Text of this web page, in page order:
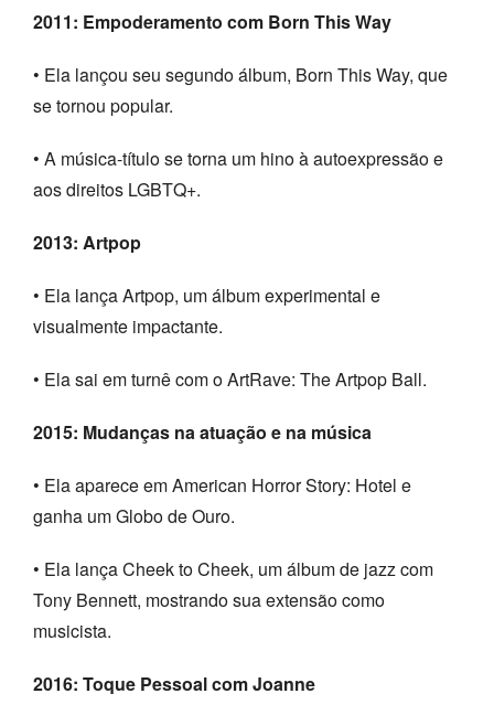
2011: Empoderamento com Born This Way
• Ela lançou seu segundo álbum, Born This Way, que
se tornou popular.
• A música-título se torna um hino à autoexpressão e
aos direitos LGBTQ+.
2013: Artpop
• Ela lança Artpop, um álbum experimental e
visualmente impactante.
• Ela sai em turnê com o ArtRave: The Artpop Ball.
2015: Mudanças na atuação e na música
• Ela aparece em American Horror Story: Hotel e
ganha um Globo de Ouro.
• Ela lança Cheek to Cheek, um álbum de jazz com
Tony Bennett, mostrando sua extensão como
musicista.
2016: Toque Pessoal com Joanne